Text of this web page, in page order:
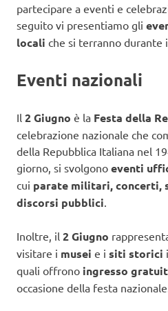
partecipare a eventi e
seguito vi presentiamo gli
locali che si terranno durante
Eventi nazionali
Il 2 Giugno è la Festa della
celebrazione nazionale che
della Repubblica Italiana nel
giorno, si svolgono eventi
cui parate militari, concerti,
discorsi pubblici
Inoltre, il 2 Giugno
visitare i musei e i siti storici
quali offrono ingresso
occasione della festa nazionale.